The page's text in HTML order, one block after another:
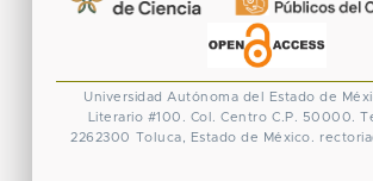
Universidad Autónoma del Estado de
Literario #100. Col. Centro C.P. 50000.
2262300 Toluca, Estado de México.